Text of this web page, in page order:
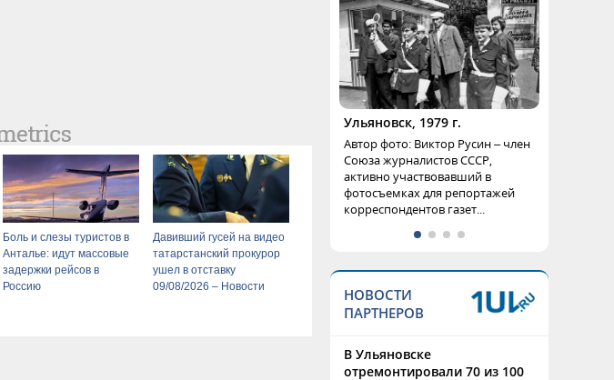
Боль и слезы туристов в
Анталье: идут массовые
задержки рейсов в
Россию
Давивший гусей на видео
татарстанский прокурор
ушел в отставку
09/08/2026 – Новости
Ульяновск, 1979 г.
Автор фото: Виктор Русин – член
Союза журналистов СССР,
активно участвовавший в
фотосъемках для репортажей
корреспондентов газет...
НОВОСТИ
ПАРТНЕРОВ
В Ульяновске
отремонтировали 70 из 100